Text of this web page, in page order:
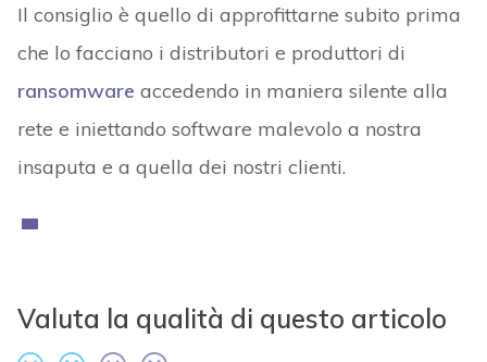
Il consiglio è quello di approfittarne subito prima
che lo facciano i distributori e produttori di
ransomware accedendo in maniera silente alla
rete e iniettando software malevolo a nostra
insaputa e a quella dei nostri clienti.
Valuta la qualità di questo articolo